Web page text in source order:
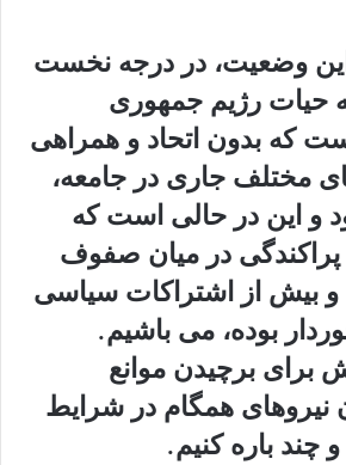
این وضعیت، در درجه نخست
حیات رژیم جمهوری
که بدون اتحاد و همراهی
مختلف جاری در جامعه،
و این در حالی است که
پراکندگی در میان صفوف
و بیش از اشتراکات سیاسی
بوده، می باشیم.
برای برچیدن موانع
نیروهای همگام در شرایط
چند باره کنیم.